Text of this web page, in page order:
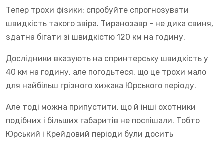
Тепер трохи фізики: спробуйте спрогнозувати
швидкість такого звіра. Тиранозавр - не дика свиня,
здатна бігати зі швидкістю 120 км на годину.
Дослідники вказують на спринтерську швидкість у
40 км на годину, але погодьтеся, що це трохи мало
для найбільш грізного хижака Юрського періоду.
Але тоді можна припустити, що й інші охотники
подібних і більших габаритів не поспішали. Тобто
Юрський і Крейдовий періоди були досить